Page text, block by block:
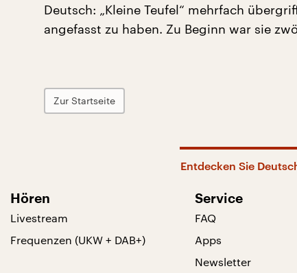
Deutsch: „Kleine Teufel“ mehrfach
angefasst zu haben. Zu Beginn war sie
Zur Startseite
Entdecken Sie
Hören
Livestream
Frequenzen (UKW + DAB+)
Service
FAQ
Apps
Newsletter